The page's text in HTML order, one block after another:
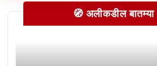
🧭 अलीकडील बातम्या